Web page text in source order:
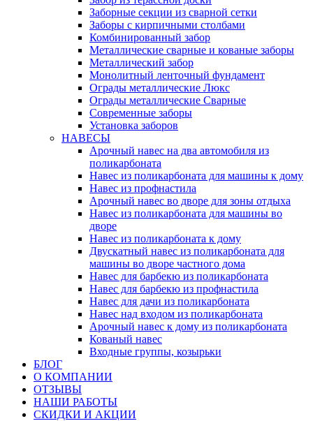
Заборные секции из сварной сетки
Заборы с кирпичными столбами
Комбинированный забор
Металлические сварные и кованые заборы
Металлический забор
Монолитный ленточный фундамент
Ограды металлические Люкс
Ограды металлические Сварные
Современные заборы
Установка заборов
НАВЕСЫ
Арочный навес на два автомобиля из
поликарбоната
Навес из поликарбоната для машины к дому
Навес из профнастила
Арочный навес во дворе для зоны отдыха
Навес из поликарбоната для машины во
дворе
Навес из поликарбоната к дому
Двускатный навес из поликарбоната для
машины во дворе частного дома
Навес для барбекю из поликарбоната
Навес для барбекю из профнастила
Навес для дачи из поликарбоната
Навес над входом из поликарбоната
Арочный навес к дому из поликарбоната
Кованый навес
Входные группы, козырьки
БЛОГ
О КОМПАНИИ
ОТЗЫВЫ
НАШИ РАБОТЫ
СКИДКИ И АКЦИИ